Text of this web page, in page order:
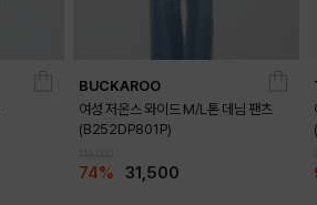
BUCKAROO
여성 저온스 와이드 M/L톤 데님 팬츠
(B252DP801P)
74% 31,500